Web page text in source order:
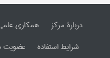
دربارۀ مرکز همکاری
شرایط استفاده
عضویت